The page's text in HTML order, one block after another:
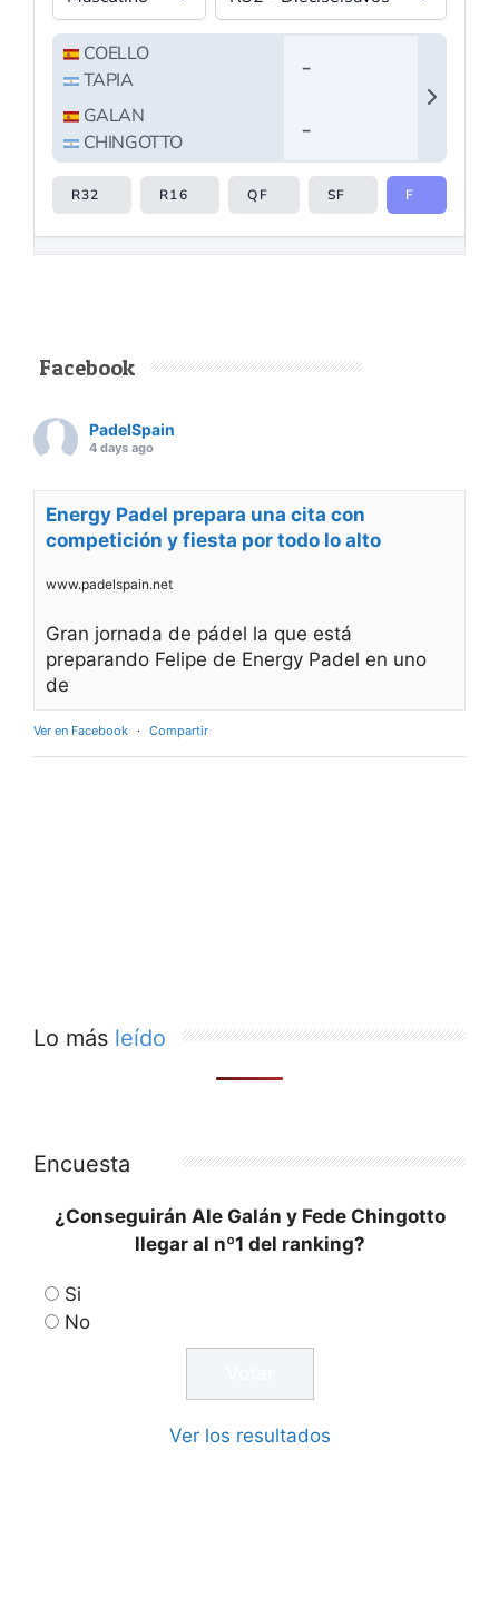
Facebook
PadelSpain
4 days ago
Energy Padel prepara una cita con
competición y fiesta por todo lo alto
www.padelspain.net
Gran jornada de pádel la que está
preparando Felipe de Energy Padel en uno
de
Ver en Facebook · Compartir
Lo más leído
Encuesta
¿Conseguirán Ale Galán y Fede Chingotto
llegar al nº1 del ranking?
Si
No
Ver los resultados